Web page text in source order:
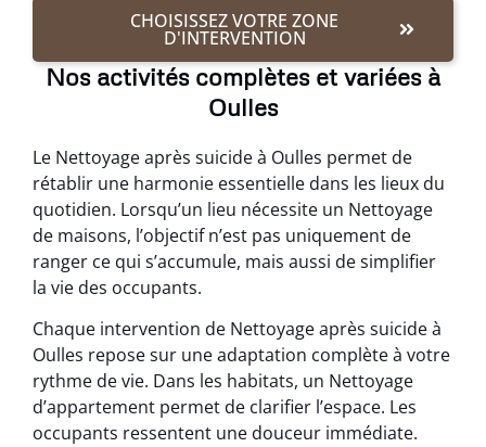
CHOISISSEZ VOTRE ZONE
D'INTERVENTION
Nos activités complètes et variées à
Oulles
Le Nettoyage après suicide à Oulles permet de
rétablir une harmonie essentielle dans les lieux du
quotidien. Lorsqu’un lieu nécessite un Nettoyage
de maisons, l’objectif n’est pas uniquement de
ranger ce qui s’accumule, mais aussi de simplifier
la vie des occupants.
Chaque intervention de Nettoyage après suicide à
Oulles repose sur une adaptation complète à votre
rythme de vie. Dans les habitats, un Nettoyage
d’appartement permet de clarifier l’espace. Les
occupants ressentent une douceur immédiate.